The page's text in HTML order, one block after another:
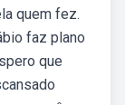
quem fez.
faz plano
que